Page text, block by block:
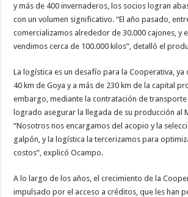
y más de 400 invernaderos, los socios logran
con un volumen significativo. “El año pasado,
comercializamos alrededor de 30.000 cajones, y
vendimos cerca de 100.000 kilos”, detalló el
La logística es un desafío para la Cooperativa, ya
40 km de Goya y a más de 230 km de la capital
embargo, mediante la contratación de transporte
logrado asegurar la llegada de su producción al
“Nosotros nos encargamos del acopio y la
galpón, y la logística la tercerizamos para
costos”, explicó Ocampo.
A lo largo de los años, el crecimiento de la
impulsado por el acceso a créditos, que les han